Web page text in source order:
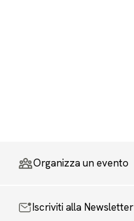
Organizza un evento
Iscriviti alla Newsletter